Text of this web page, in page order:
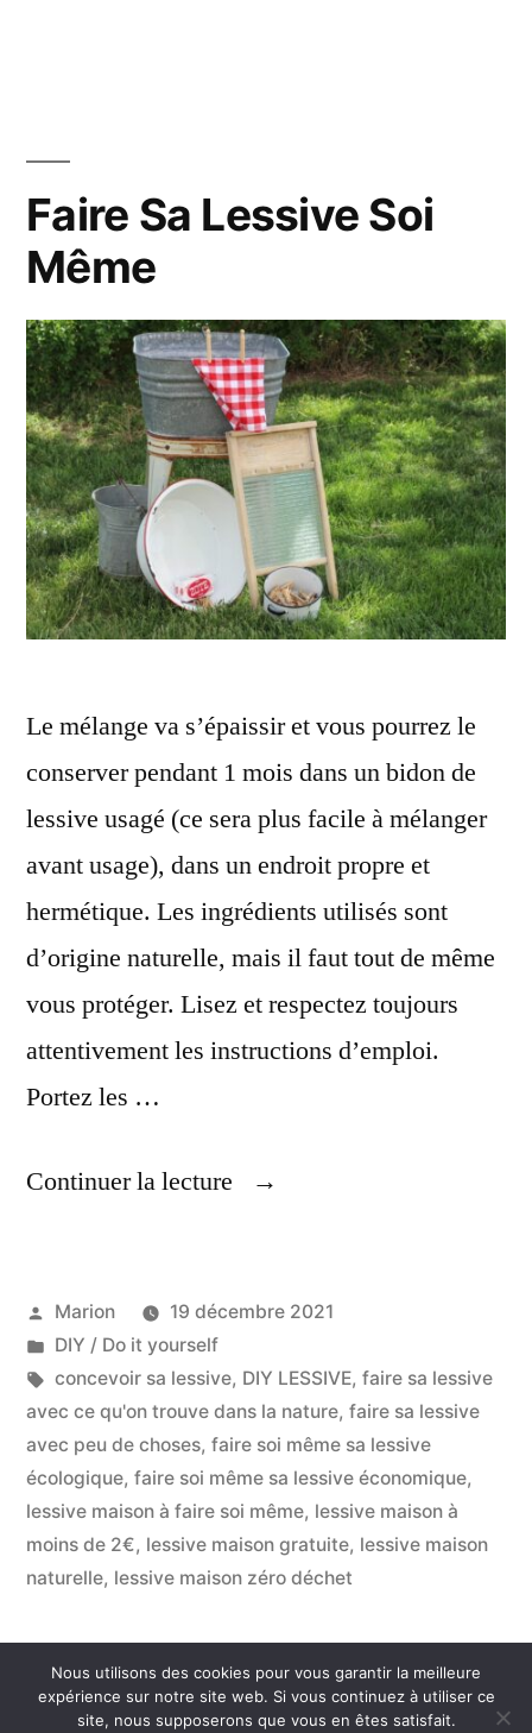
Faire Sa Lessive Soi
Même
Le mélange va s’épaissir et vous pourrez le
conserver pendant 1 mois dans un bidon de
lessive usagé (ce sera plus facile à mélanger
avant usage), dans un endroit propre et
hermétique. Les ingrédients utilisés sont
d’origine naturelle, mais il faut tout de même
vous protéger. Lisez et respectez toujours
attentivement les instructions d’emploi.
Portez les …
Continuer la lecture
« Faire
Soi
Même »
Publié
par
Marion
19 décembre 2021
Publié
dans
DIY / Do it yourself
Étiquettes :
concevoir sa lessive, DIY LESSIVE, faire sa lessive
avec ce qu'on trouve dans la nature, faire sa lessive
avec peu de choses, faire soi même sa lessive
écologique, faire soi même sa lessive économique,
lessive maison à faire soi même, lessive maison à
moins de 2€, lessive maison gratuite, lessive maison
naturelle, lessive maison zéro déchet
Consommer Autrement,Fièrement propulsé par
WordPress.
Nous utilisons des cookies pour vous garantir la meilleure
expérience sur notre site web. Si vous continuez à utiliser ce
site, nous supposerons que vous en êtes satisfait.